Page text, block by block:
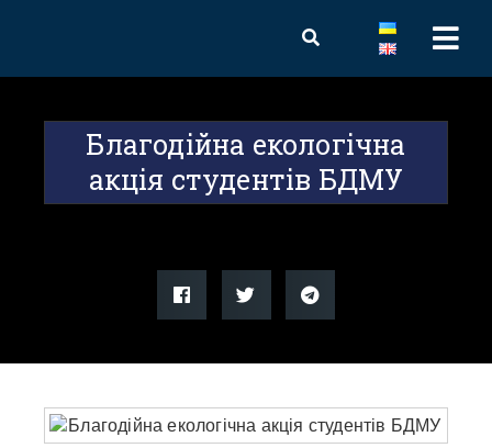
Благодійна екологічна
акція студентів БДМУ